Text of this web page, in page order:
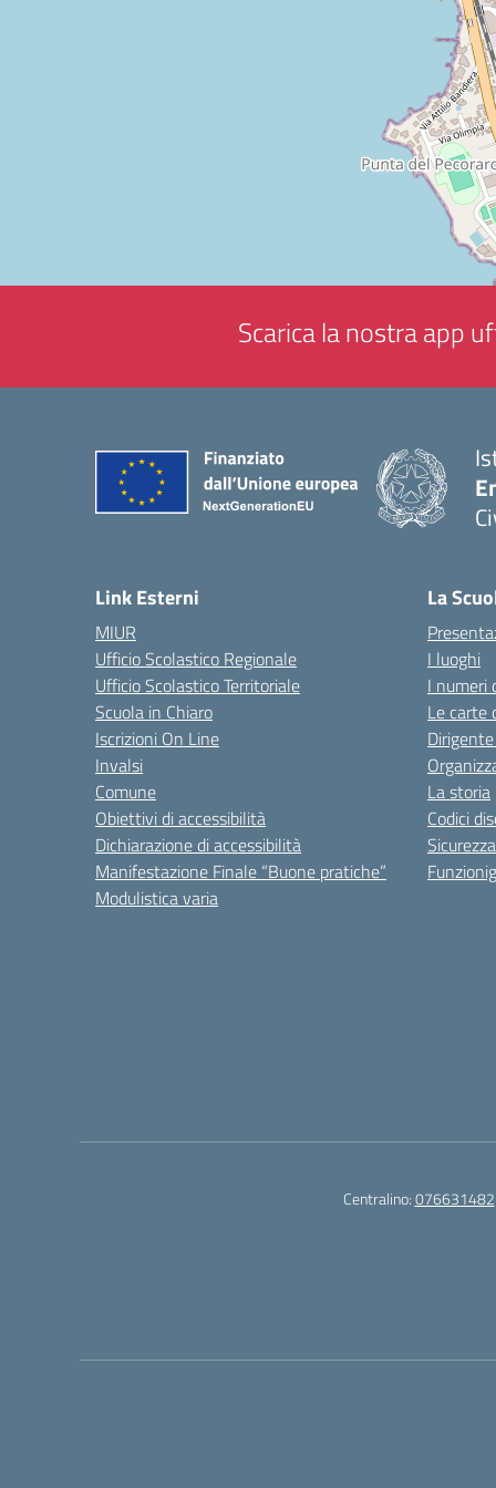
Scarica la nostra app
Link Esterni
MIUR
Ufficio Scolastico Regionale
Ufficio Scolastico Territoriale
Scuola in Chiaro
Iscrizioni On Line
Invalsi
Comune
Obiettivi di accessibilità
Dichiarazione di accessibilità
Manifestazione Finale “Buone pratiche”
Modulistica varia
La
I luoghi
I numeri
Le carte
La storia
Codici
Centralino:076631482